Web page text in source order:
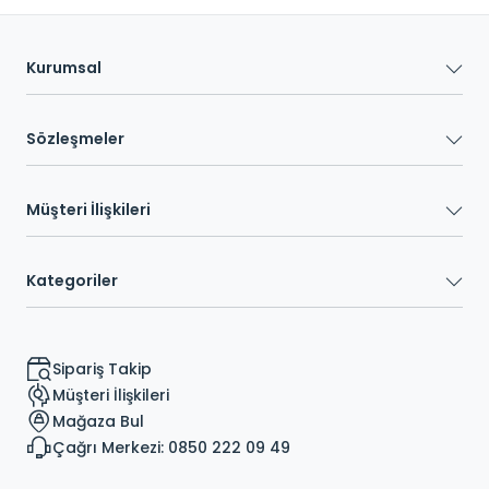
Kurumsal
Sözleşmeler
Müşteri İlişkileri
Kategoriler
Sipariş Takip
Müşteri İlişkileri
Mağaza Bul
Çağrı Merkezi: 0850 222 09 49